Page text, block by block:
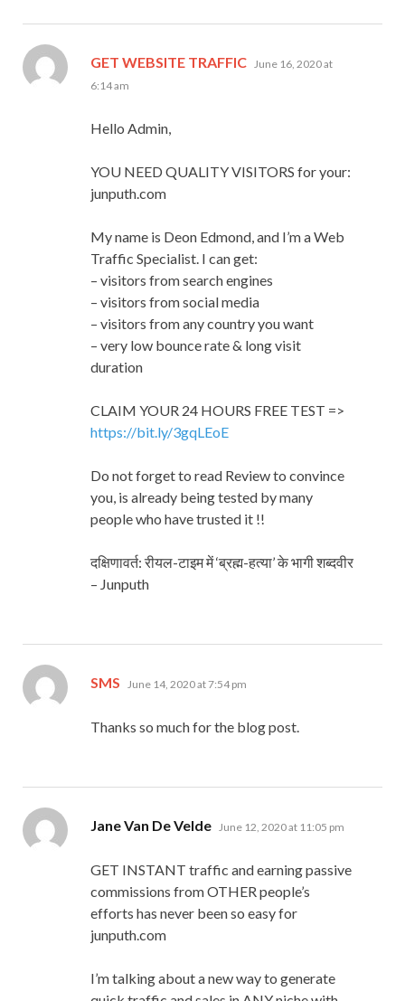
GET WEBSITE TRAFFIC says:
June 16, 2020 at
6:14 am
Hello Admin,
YOU NEED QUALITY VISITORS for your:
junputh.com
My name is Deon Edmond, and I’m a Web
Traffic Specialist. I can get:
– visitors from search engines
– visitors from social media
– visitors from any country you want
– very low bounce rate & long visit
duration
CLAIM YOUR 24 HOURS FREE TEST =>
https://bit.ly/3gqLEoE
Do not forget to read Review to convince
you, is already being tested by many
people who have trusted it !!
दक्षिणावर्त: रीयल-टाइम में ‘ब्रह्म-हत्या’ के भागी शब्दवीर
– Junputh
SMS says:
June 14, 2020 at 7:54 pm
Thanks so much for the blog post.
Jane Van De Velde says:
June 12, 2020 at 11:05 pm
GET INSTANT traffic and earning passive
commissions from OTHER people’s
efforts has never been so easy for
junputh.com
I’m talking about a new way to generate